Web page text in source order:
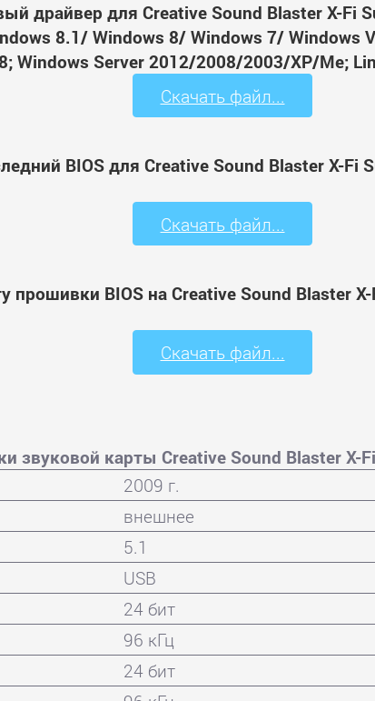
драйвер для Creative Sound Blaster X-Fi
8.1/ Windows 8/ Windows 7/ Windows
Windows Server 2012/2008/2003/XP/Me;
Скачать файл...
BIOS для Creative Sound Blaster X-Fi
Скачать файл...
прошивки BIOS на Creative Sound Blaster
Скачать файл...
звуковой карты Creative Sound Blaster X-
2009 г.
внешнее
5.1
USB
24 бит
96 кГц
24 бит